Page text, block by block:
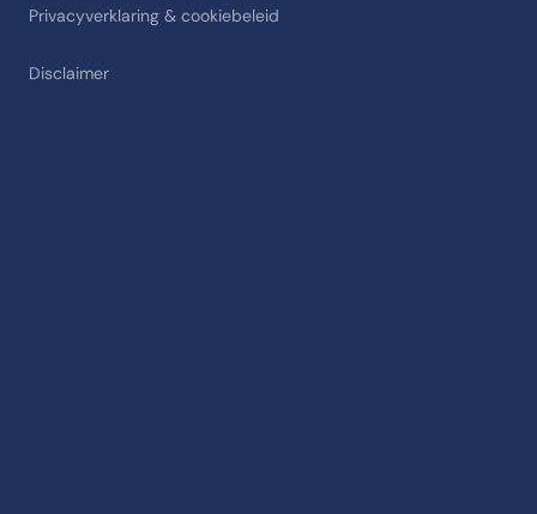
Privacyverklaring & cookiebeleid
Disclaimer